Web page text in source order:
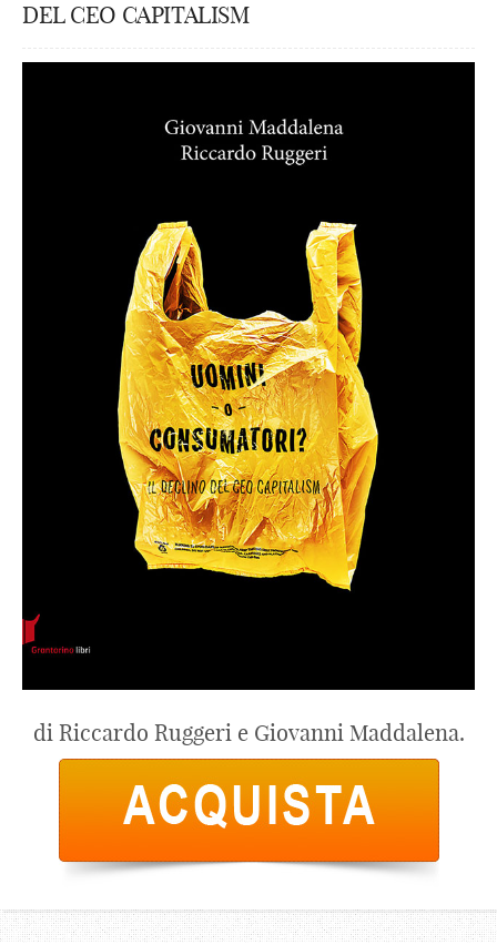
DEL CEO CAPITALISM
di Riccardo Ruggeri e Giovanni Maddalena.